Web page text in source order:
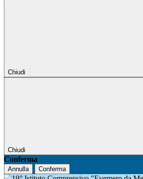
Chiudi
Chiudi
Conferma
Annulla Conferma